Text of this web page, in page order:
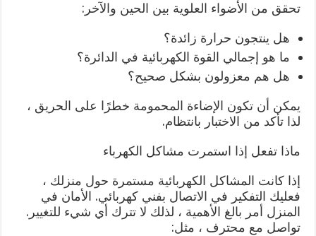
تحقق من الأضواء العلوية بين الحين والآخر:
هل ينتجون حرارة زائدة؟
ما هو إجمالي القوة الكهربائية في الدائرة؟
هل هم معزولون بشكل صحيح؟
يمكن أن تكون الإضاءة المحمومة خطرًا على الحريق ،
لذا تأكد من الاختبار بانتظام.
ماذا تفعل إذا استمرت مشاكل الكهرباء
إذا كانت المشاكل الكهربائية مستمرة حول منزلك ،
فعليك التفكير في الاتصال بفني كهربائي. الأمان في
المنزل أمر بالغ الأهمية ، لذلك لا تترك أي شيء للتغيير.
تواصل مع محترف ، مثل: